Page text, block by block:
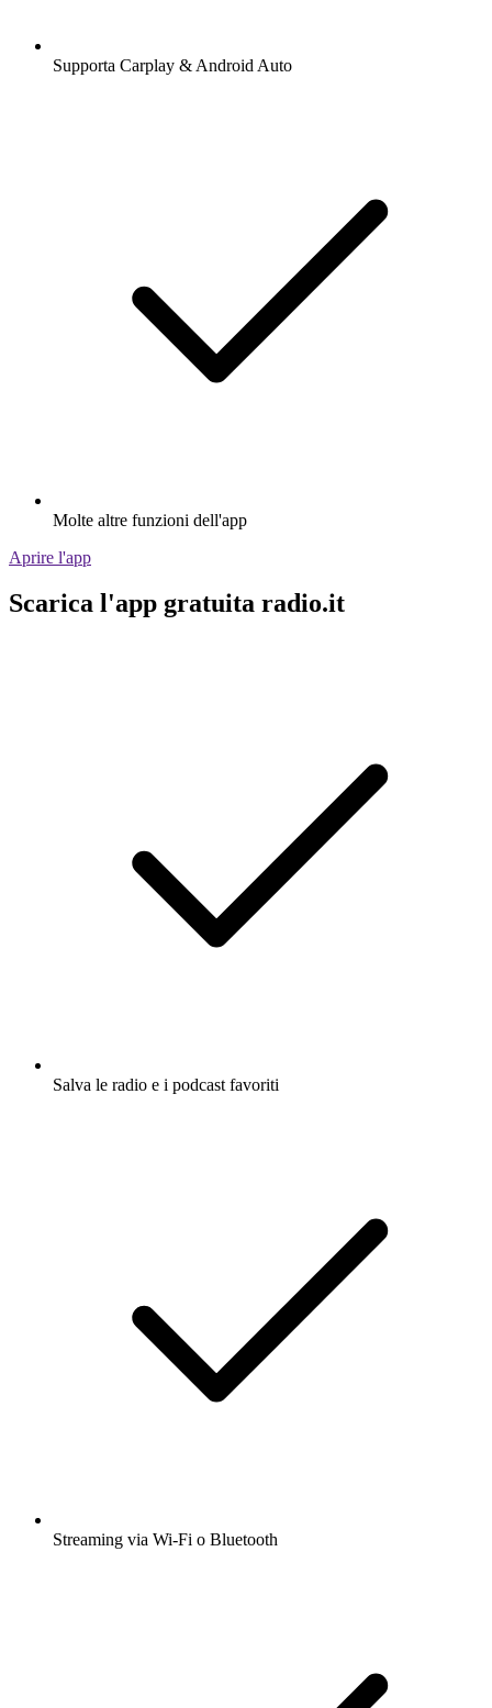
Supporta Carplay & Android Auto
Molte altre funzioni dell'app
Aprire l'app
Scarica l'app gratuita radio.it
Salva le radio e i podcast favoriti
Streaming via Wi-Fi o Bluetooth